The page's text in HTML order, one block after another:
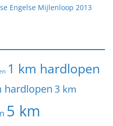
Engelse Mijlenloop 2013
1 km hardlopen
hardlopen3 km
5 km